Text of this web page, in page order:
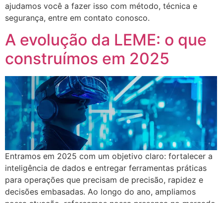
ajudamos você a fazer isso com método, técnica e
segurança, entre em contato conosco.
A evolução da LEME: o que
construímos em 2025
Entramos em 2025 com um objetivo claro: fortalecer a
inteligência de dados e entregar ferramentas práticas
para operações que precisam de precisão, rapidez e
decisões embasadas. Ao longo do ano, ampliamos